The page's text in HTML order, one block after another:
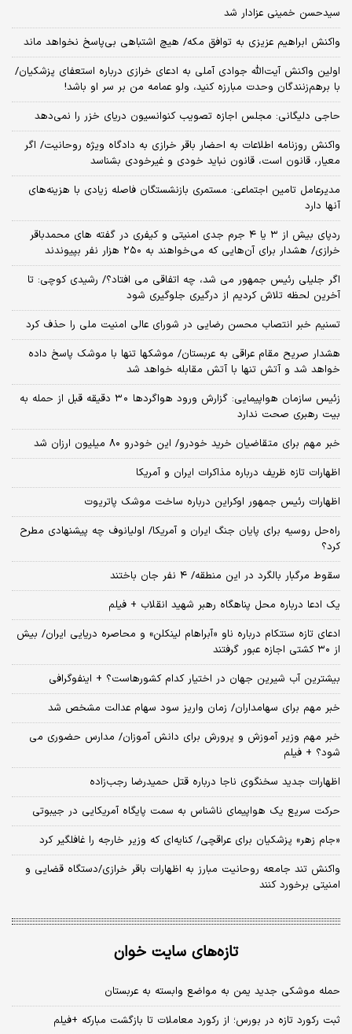
سیدحسن خمینی عزادار شد
واکنش ابراهیم عزیزی به توافق مکه/ هیچ اشتباهی بی‌پاسخ نخواهد ماند
اولین واکنش آیت‌الله جوادی آملی به ادعای خرازی درباره استعفای پزشکیان/
با برهم‌زنندگان وحدت مبارزه کنید، ولو عمامه من بر سر او باشد!
حاجی دلیگانی: مجلس اجازه تصویب کنوانسیون دریای خزر را نمی‌دهد
واکنش روزنامه اطلاعات به احضار باقر خرازی به دادگاه ویژه روحانیت/ اگر
معیار، قانون است، قانون نباید خودی و غیرخودی بشناسد
مدیرعامل تامین اجتماعی: مستمری بازنشستگان فاصله زیادی با هزینه‌های
آنها دارد
ردپای بیش از ۳ یا ۴ جرم جدی امنیتی و کیفری در گفته های محمدباقر
خرازی/ هشدار برای آن‌هایی که می‌خواهند به ۲۵۰ هزار نفر بپیوندند
اگر جلیلی رئیس جمهور می شد، چه اتفاقی می افتاد؟/ رشیدی کوچی: تا
آخرین لحظه تلاش کردیم از درگیری جلوگیری شود
تسنیم خبر انتصاب محسن رضایی در شورای عالی امنیت ملی را حذف کرد
هشدار صریح مقام عراقی به عربستان/ موشکها تنها با موشک پاسخ داده
خواهد شد و آتش تنها با آتش مقابله خواهد شد
زئیس سازمان هواپیمایی: گزارش ورود هواگردها ٣٠ دقیقه قبل از حمله به
بیت رهبری صحت ندارد
خبر مهم برای متقاضیان خرید خودرو/ این خودرو ۸۰ میلیون ارزان شد
اظهارات تازه ظریف درباره مذاکرات ایران و آمریکا
اظهارات رئیس جمهور اوکراین درباره ساخت موشک پاتریوت
راه‌حل روسیه برای پایان جنگ ایران و آمریکا/ اولیانوف چه پیشنهادی مطرح
کرد؟
سقوط مرگبار بالگرد در این منطقه/ ۴ نفر جان باختند
یک ادعا درباره محل پناهگاه‌ رهبر شهید انقلاب + فیلم
ادعای تازه سنتکام درباره ناو «آبراهام لینکلن» و محاصره دریایی ایران/ بیش
از ۳۰ کشتی اجازه عبور گرفتند
بیشترین آب شیرین جهان در اختیار کدام کشورهاست؟ + اینفوگرافی
خبر مهم برای سهامداران/ زمان واریز سود سهام عدالت مشخص شد
خبر مهم وزیر آموزش و پرورش برای دانش آموزان/ مدارس حضوری می
شود؟ + فیلم
اظهارات جدید سخنگوی ناجا درباره قتل حمیدرضا رجب‌زاده
حرکت سریع یک هواپیمای ناشناس به سمت پایگاه آمریکایی در جیبوتی
«جام زهر» پزشکیان برای عراقچی/ کنایه‌ای که وزیر خارجه را غافلگیر کرد
واکنش تند جامعه روحانیت مبارز به اظهارات باقر خرازی/دستگاه قضایی و
امنیتی برخورد کنند
تازه‌های سایت خوان
حمله موشکی جدید یمن به مواضع وابسته به عربستان
ثبت رکورد تازه در بورس؛ از رکورد معاملات تا بازگشت مبارکه +فیلم